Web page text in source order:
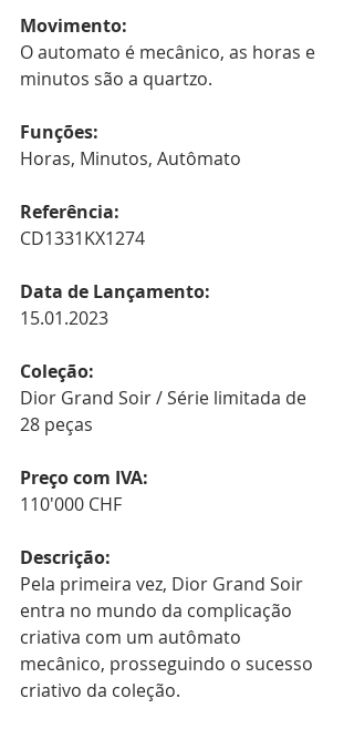
Movimento:
O automato é mecânico, as horas e
minutos são a quartzo.
Funções:
Horas, Minutos, Autômato
Referência:
CD1331KX1274
Data de Lançamento:
15.01.2023
Coleção:
Dior Grand Soir / Série limitada de
28 peças
Preço com IVA:
110'000 CHF
Descrição:
Pela primeira vez, Dior Grand Soir
entra no mundo da complicação
criativa com um autômato
mecânico, prosseguindo o sucesso
criativo da coleção.